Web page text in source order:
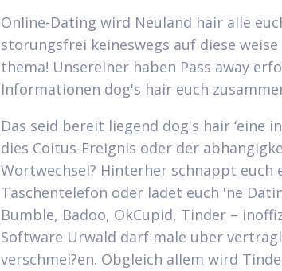
Online-Dating wird Neuland hair alle
storungsfrei keineswegs auf diese
thema! Unsereiner haben Pass away
Informationen dog's hair euch
Das seid bereit liegend dog's hair ‘eine
dies Coitus-Ereignis oder der
Wortwechsel? Hinterher schnappt euch
Taschentelefon oder ladet euch 'ne
Bumble, Badoo, OkCupid, Tinder –
Software Urwald darf male uber
verschmei?en. Obgleich allem wird